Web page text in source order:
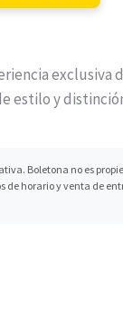
estilo y
Boletona no es
horario y venta de